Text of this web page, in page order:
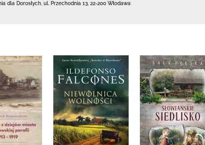
dla Dorosłych, ul. Przechodnia 13 22-200 Włodawa